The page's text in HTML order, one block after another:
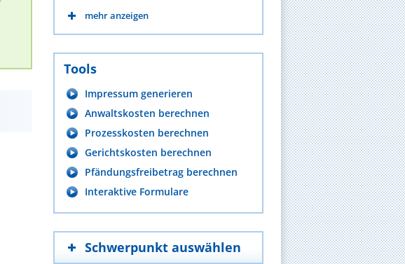
mehr anzeigen
Tools
Impressum generieren
Anwaltskosten berechnen
Prozesskosten berechnen
Gerichtskosten berechnen
Pfändungsfreibetrag berechnen
Interaktive Formulare
Schwerpunkt auswählen